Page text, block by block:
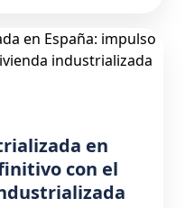
en
con el